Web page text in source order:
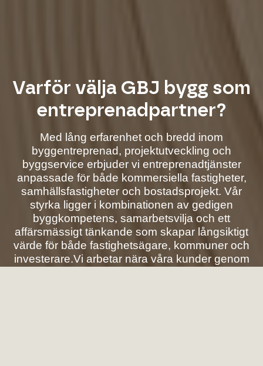
Varför välja GBJ bygg som
entreprenadpartner?
Med lång erfarenhet och bredd inom
byggentreprenad, projektutveckling och
byggservice erbjuder vi entreprenadtjänster
anpassade för både kommersiella fastigheter,
samhällsfastigheter och bostadsprojekt. Vår
styrka ligger i kombinationen av gedigen
byggkompetens, samarbetsvilja och ett
affärsmässigt tänkande som skapar långsiktigt
värde för både fastighetsägare, kommuner och
investerare.Vi arbetar nära våra kunder genom